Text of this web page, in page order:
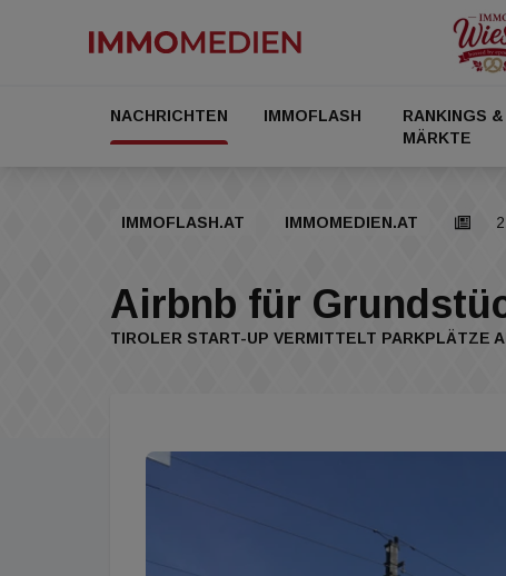
NACHRICHTEN IMMOFLASH
RANKINGS &
MÄRKTE
IMMOFLASH.AT IMMOMEDIEN.AT
Airbnb für
TIROLER START-UP VERMITTELT PARKPLÄTZE